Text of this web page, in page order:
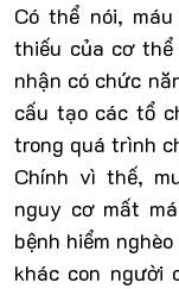
Có thể nói,
thiếu của cơ
nhận có chức
cấu tạo các tổ
trong quá trình
Chính vì thế,
nguy cơ mất
bệnh hiểm
khác con người